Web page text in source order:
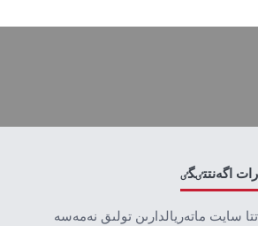
سايت ماتەريالدارىن تولىق نەمەسە